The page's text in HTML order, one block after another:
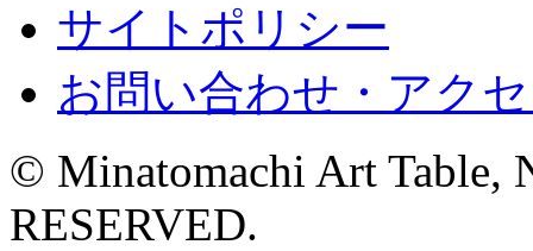
サイトポリシー
お問い合わせ・アク
© Minatomachi Art Table,
RESERVED.